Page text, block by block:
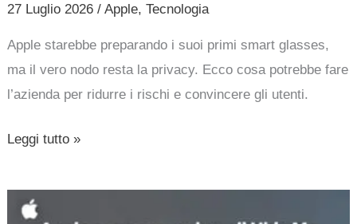
27 Luglio 2026/Apple,Tecnologia
Apple starebbe preparando i suoi primi smart glasses,
ma il vero nodo resta la privacy. Ecco cosa potrebbe fare
l’azienda per ridurre i rischi e convincere gli utenti.
Leggi tutto »
Apple